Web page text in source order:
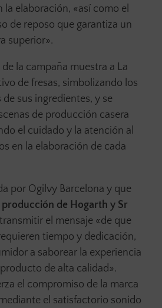
la elaboración, «así como el
de reposo que garantiza un
superior».
la campaña muestra a La
de fresas, simbolizando los
sus ingredientes, y se
de producción casera
el cuidado y la atención al
en la elaboración de cada
por Ogilvy Barcelona y que
producción de Hogarth y Sr
el mensaje «de que
tiempo y dedicación,
a saborear la experiencia
de alta calidad».
el compromiso de la marca
el satisfactorio sonido